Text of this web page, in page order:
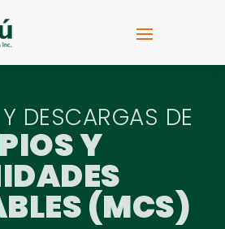
DESCARGAS DE
Y
(MCS)